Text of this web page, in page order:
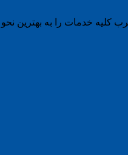
خدمات را به بهترین نحو